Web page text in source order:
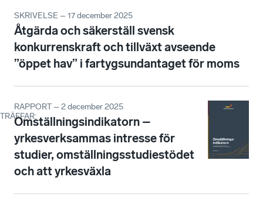
TRÄFFAR:
SKRIVELSE – 17 december 2025
Åtgärda och säkerställ svensk
konkurrenskraft och tillväxt avseende
”öppet hav” i fartygsundantaget för moms
RAPPORT – 2 december 2025
Omställningsindikatorn –
yrkesverksammas intresse för
studier, omställningsstudiestödet
och att yrkesväxla